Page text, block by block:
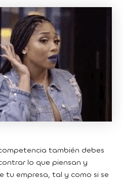
también debes
lo que piensan y
tu empresa, tal y como si se